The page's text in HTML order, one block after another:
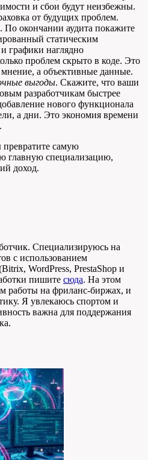
и сбои будут неизбежны.
от будущих проблем.
. По окончании аудита покажите
статическим
графики наглядно
проблем скрыто в коде. Это
а объективные данные.
выгоды. Скажите, что ваши
разработчикам быстрее
нового функционала
а дни. Это экономия времени
самую
главную специализацию,
доход.
Специализируюсь на
с использованием
WordPress, PrestaShop и
пишите сюда. На этом
работы на фриланс-биржах, и
Я увлекаюсь спортом и
важна для поддержания